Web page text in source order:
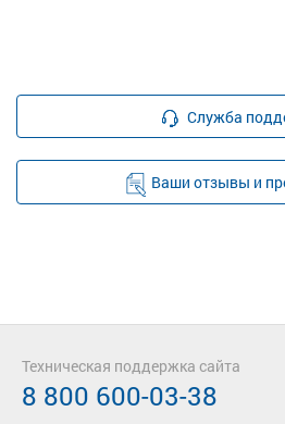
Служба
Ваши отзывы и
Техническая поддержка сайта
8 800 600-03-38